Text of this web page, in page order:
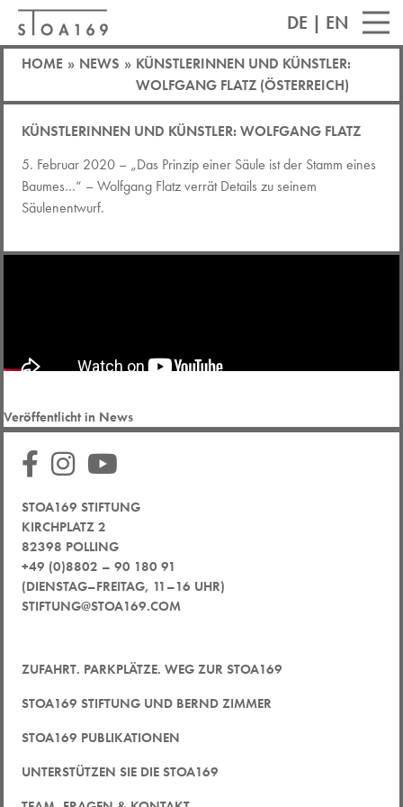
DE | EN
HOME » NEWS » KÜNSTLERINNEN UND KÜNSTLER:
WOLFGANG FLATZ (ÖSTERREICH)
KÜNSTLERINNEN UND KÜNSTLER: WOLFGANG
FLATZ (ÖSTERREICH)
KÜNSTLERINNEN UND KÜNSTLER: WOLFGANG FLATZ
5. Februar 2020 – „Das Prinzip einer Säule ist der Stamm eines
Baumes…“ – Wolfgang Flatz verrät Details zu seinem
Säulenentwurf.
Veröffentlicht in News
STOA169 STIFTUNG
KIRCHPLATZ 2
82398 POLLING
+49 (0)8802 – 90 180 91
(DIENSTAG–FREITAG, 11–16 UHR)
STIFTUNG@STOA169.COM
ZUFAHRT. PARKPLÄTZE. WEG ZUR STOA169
STOA169 STIFTUNG UND BERND ZIMMER
STOA169 PUBLIKATIONEN
UNTERSTÜTZEN SIE DIE STOA169